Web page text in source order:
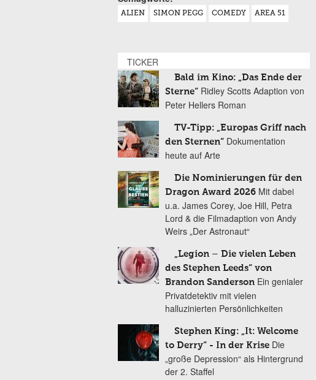
ALIEN SIMON PEGG COMEDY AREA 51
TICKER
Bald im Kino: „Das Ende der
Sterne“ Ridley Scotts Adaption von
Peter Hellers Roman
TV-Tipp: „Europas Griff nach
den Sternen“ Dokumentation
heute auf Arte
Die Nominierungen für den
Dragon Award 2026 Mit dabei
u.a. James Corey, Joe Hill, Petra
Lord & die Filmadaption von Andy
Weirs „Der Astronaut“
„Legion – Die vielen Leben
des Stephen Leeds“ von
Brandon Sanderson Ein genialer
Privatdetektiv mit vielen
halluzinierten Persönlichkeiten
Stephen King: „It: Welcome
to Derry“ - In der Krise Die
„große Depression“ als Hintergrund
der 2. Staffel